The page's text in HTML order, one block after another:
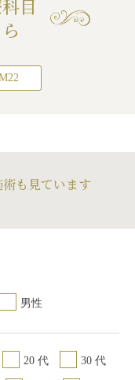
目
も見ています
男性
20 代 30 代